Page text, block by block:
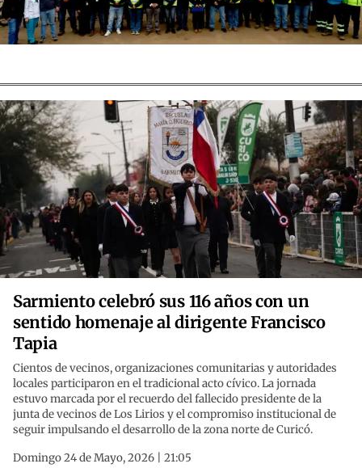
Sarmiento celebró sus 116 años con un
sentido homenaje al dirigente Francisco
Tapia
Cientos de vecinos, organizaciones comunitarias y autoridades
locales participaron en el tradicional acto cívico. La jornada
estuvo marcada por el recuerdo del fallecido presidente de la
junta de vecinos de Los Lirios y el compromiso institucional de
seguir impulsando el desarrollo de la zona norte de Curicó.
Domingo 24 de Mayo, 2026 | 21:05